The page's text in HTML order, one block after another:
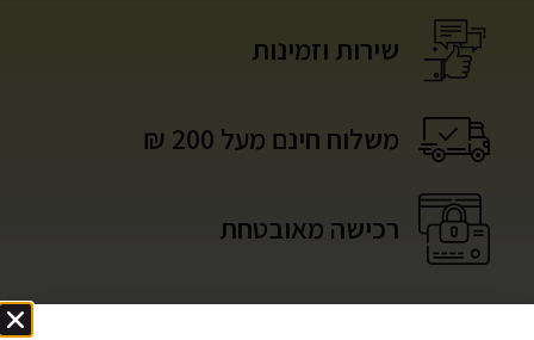
שירות וזמינות
משלוח חינם מעל 200 ₪
רכישה מאובטחת